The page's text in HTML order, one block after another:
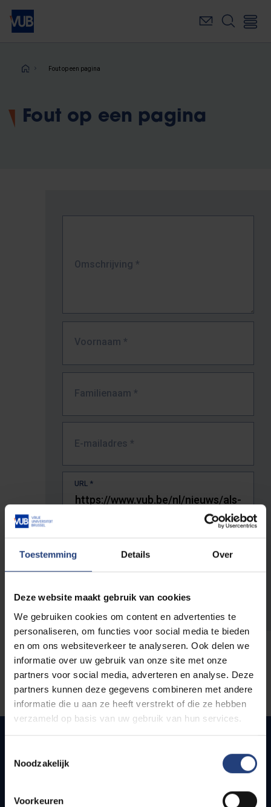
Toestemming Details Over
Deze website maakt gebruik van cookies
We gebruiken cookies om content en advertenties te
personaliseren, om functies voor social media te bieden
en om ons websiteverkeer te analyseren. Ook delen we
informatie over uw gebruik van onze site met onze
partners voor social media, adverteren en analyse. Deze
partners kunnen deze gegevens combineren met andere
informatie die u aan ze heeft verstrekt of die ze hebben
verzameld op basis van uw gebruik van hun services.
Noodzakelijk
Voorkeuren
Overslaan
naar
inhoudKruimelpad
Fout op een pagina
Fout op een pagina
Omschrijving *
Voornaam *
Familienaam *
E-mailadres *
URL *
De volledige URL van de pagina waar je de fout zag.
Snel naar